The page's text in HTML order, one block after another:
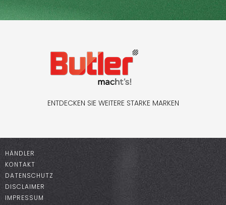
ENTDECKEN SIE WEITERE STARKE MARKEN
HÄNDLER
KONTAKT
DATENSCHUTZ
DISCLAIMER
IMPRESSUM